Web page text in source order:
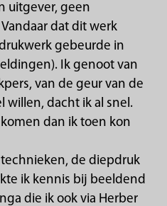
uitgever, geen
dat dit werk
gebeurde in
Ik genoot van
van de geur van de
willen, dacht ik al snel.
dan ik toen kon
de diepdruk
ik kennis bij beeldend
die ik ook via Herber